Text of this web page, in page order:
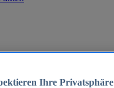
Ihre Privatsphäre